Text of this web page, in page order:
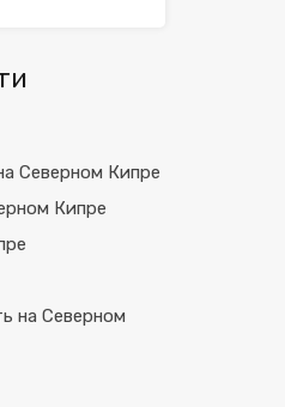
Северном Кипре
Кипре
на Северном